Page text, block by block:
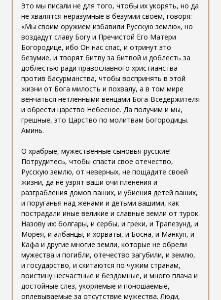
Это мы писали не для того, чтобы их укорять, но да
не хвалятся неразумные в безумии своем, говоря:
«Мы своим оружием избавили Русскую землю», но
воздадут славу Богу и Пречистой Его Матери
Богородице, ибо Он нас спас, и отринут это
безумие, и творят битву за битвой и доблесть за
доблестью ради православного христианства
против басурманства, чтобы воспринять в этой
жизни от Бога милость и похвалу, а в том мире
венчаться нетленными венцами Бога-Вседержителя
и обрести царство Небесное. Да получим и мы,
грешные, это Царство по молитвам Богородицы.
Аминь.
О храбрые, мужественные сыновья русские!
Потрудитесь, чтобы спасти свое отечество,
Русскую землю, от неверных, не пощадите своей
жизни, да не узрят ваши очи пленения и
разграбления домов ваших, и убиения детей ваших,
и поруганья над женами и детьми вашими, как
пострадали иные великие и славные земли от турок.
Назову их: болгары, и сербы, и греки, и Трапезунд, и
Морея, и албанцы, и хорваты, и Босна, и Манкуп, и
Кафа и другие многие земли, которые не обрели
мужества и погибли, отечество загубили, и землю,
и государство, и скитаются по чужим странам,
воистину несчастные и бездомные, и много плача и
достойные слез, укоряемые и поношаемые,
оплевываемые за отсутствие мужества. Люди,